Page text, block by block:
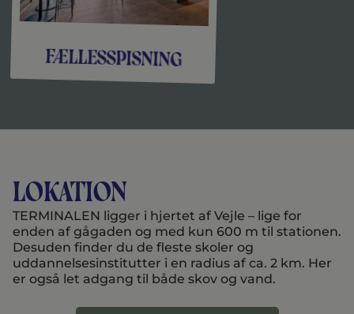
Fællesspisning
lokation
TERMINALEN ligger i hjertet af Vejle – lige for
enden af gågaden og med kun 600 m til stationen.
Desuden finder du de fleste skoler og
uddannelsesinstitutter i en radius af ca. 2 km. Her
er også let adgang til både skov og vand.